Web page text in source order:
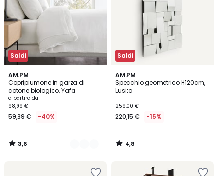
Saldi
AM.PM
Copripiumone in garza di
cotone biologico, Yafa
a partire da
98,99 €
59,39 € -40%
3,6
/ 5
20
Colori
3,6
/
Saldi
AM.PM
Specchio geometrico H120cm,
Lusito
259,00 €
220,15 € -15%
4,8
/ 5
4,8
/